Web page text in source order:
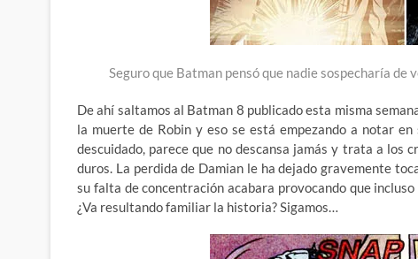
Seguro que Batman pensó que nadie sospecharía
De ahí saltamos al Batman 8 publicado esta misma
la muerte de Robin y eso se está empezando a notar
descuidado, parece que no descansa jamás y trata a los
duros. La perdida de Damian le ha dejado gravemente
su falta de concentración acabara provocando que
¿Va resultando familiar la historia? Sigamos…